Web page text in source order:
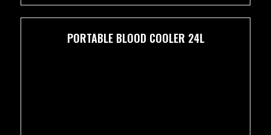
PORTABLE BLOOD COOLER 24L